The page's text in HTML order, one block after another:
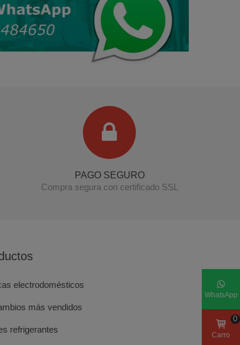
PAGO SEGURO
Compra segura con certificado SSL
electrodomésticos
más vendidos
refrigerantes
WhatsApp
Carro
0